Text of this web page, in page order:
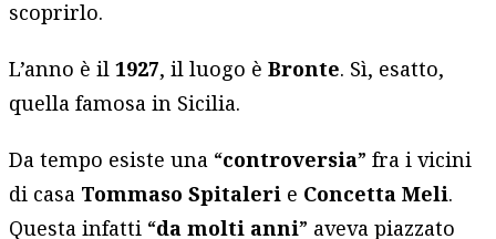
scoprirlo.
L’anno è il1927, il luogo èBronte. Sì, esatto,
quella famosa in Sicilia.
Da tempo esiste una “controversia” fra i vicini
di casa Tommaso Spitaleri e Concetta Meli.
Questa infatti “da molti anni” aveva piazzato